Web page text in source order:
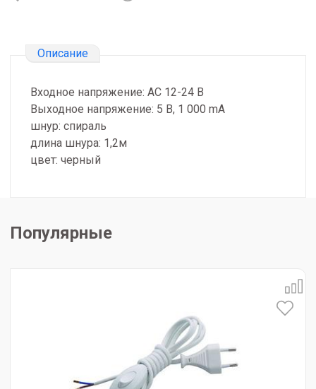
Описание
Входное напряжение: AC 12-24 В
Выходное напряжение: 5 В, 1 000 mA
шнур: спираль
длина шнура: 1,2м
цвет: черный
Популярные